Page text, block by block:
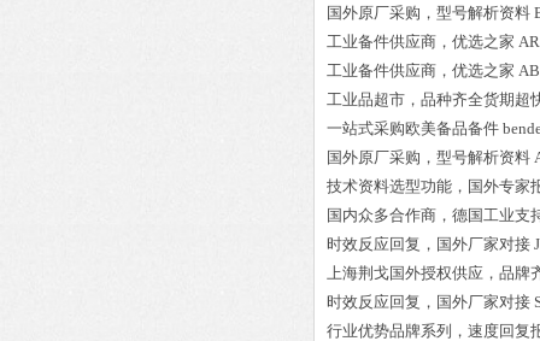
国外原厂采购，型号解析资料
工业备件供应商，优选之家
工业备件供应商，优选之家
工业品超市，品种齐全货期超
一站式采购欧美备品备件
国外原厂采购，型号解析资料
技术资料选型功能，国外专家
国内众多合作商，德国工业支
时效反应回复，国外厂家对接
上海荆戈国外授权供应，品牌
时效反应回复，国外厂家对接
行业优势品牌系列，速度回复